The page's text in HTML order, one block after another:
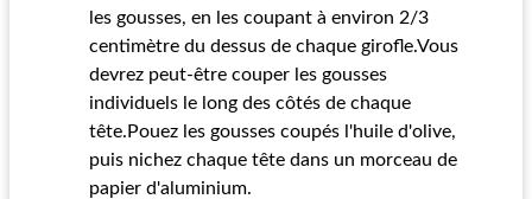
les gousses, en les coupant à environ 2/3
centimètre du dessus de chaque girofle.Vous
devrez peut-être couper les gousses
individuels le long des côtés de chaque
tête.Pouez les gousses coupés l'huile d'olive,
puis nichez chaque tête dans un morceau de
papier d'aluminium.